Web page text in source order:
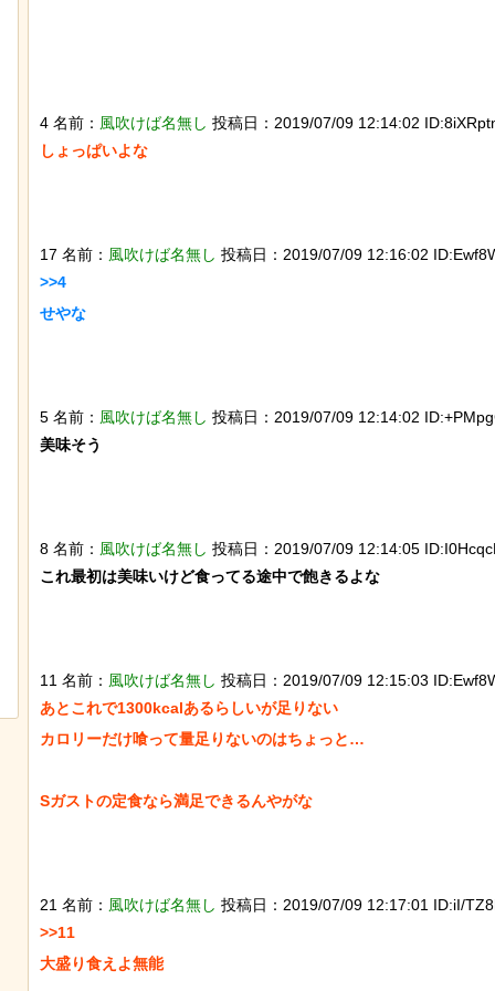
4 名前： 風吹けば名無し 投稿日：2019/07/09 12:14:02
しょっぱいよな
17 名前： 風吹けば名無し 投稿日：2019/07/09 12:16:02
>>4
せやな
5 名前： 風吹けば名無し 投稿日：2019/07/09 12:14:02
美味そう
8 名前： 風吹けば名無し 投稿日：2019/07/09 12:14:05
これ最初は美味いけど食ってる途中で飽きるよな
11 名前： 風吹けば名無し 投稿日：2019/07/09 12:15:03
あとこれで1300kcalあるらしいが足りない
カロリーだけ喰って量足りないのはちょっと…
Sガストの定食なら満足できるんやがな
21 名前： 風吹けば名無し 投稿日：2019/07/09 12:17:01 ID:iI/
>>11
大盛り食えよ無能
石を卵と思い込み温め続けていたハク
ている「アベシパン」のビジュアルが
悪夢すぎるｗｗｗｗｗ
とが判明